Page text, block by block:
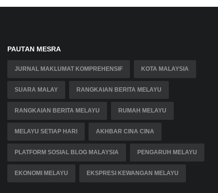
PAUTAN MESRA
JURNAL MAKLUMAT KOMPREHENSIF KOTA MALAYSIA
SUARA MALAY RANGKAIAN BERITA MELAYU
RANGKAIAN BERITA MELAYU RUMAH MELAYU
MELAYU SETIAP HARI AKHBAR CINA CINA
PLATFORM SOSIAL BLOG MALAYSIA PENGARUH MELAYU
EKONOMI MELAYU EKSPRESI KEWANGAN MELAYU